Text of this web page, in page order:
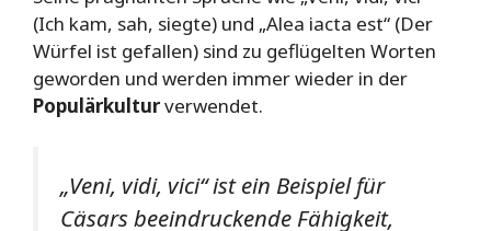
(Ich kam, sah, siegte) und „Alea iacta est“ (Der
Würfel ist gefallen) sind zu geflügelten Worten
geworden und werden immer wieder in der
Populärkulturverwendet.
„Veni, vidi, vici“ ist ein Beispiel für
Cäsars beeindruckende Fähigkeit,